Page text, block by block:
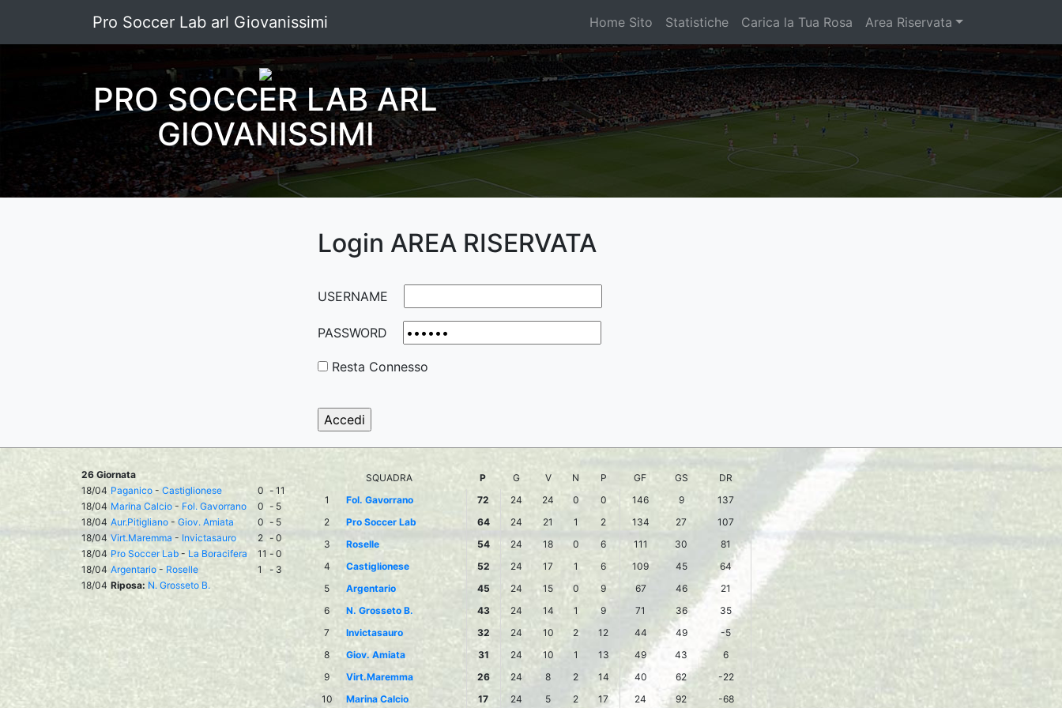
Pro Soccer Lab arl Giovanissimi Home Sito Statistiche Carica la Tua Rosa Area Riservata
PRO SOCCER LAB ARL
GIOVANISSIMI
Login AREA RISERVATA
USERNAME
PASSWORD
Resta Connesso
26 Giornata
18/04 Paganico - Castiglionese 0 - 11
18/04 Marina Calcio - Fol. Gavorrano 0 - 5
18/04 Aur.Pitigliano - Giov. Amiata 0 - 5
18/04 Virt.Maremma - Invictasauro 2 - 0
18/04 Pro Soccer Lab - La Boracifera 11 - 0
18/04 Argentario- Roselle 1 - 3
18/04 Riposa: N. Grosseto B.
SQUADRA P G V N P GF GS
DR
1
Fol. Gavorrano 72 24 24 0 0 146 9
137
2
Pro Soccer Lab 64 24 21 1 2 134 27
107
3
Roselle 54 24 18 0 6 111 30
81
4
Castiglionese 52 24 17 1 6 109 45
64
5
Argentario 45 24 15 0 9 67 46
21
6
N. Grosseto B. 43 24 14 1 9 71 36
35
7
Invictasauro 32 24 10 2 12 44 49
-5
8
Giov. Amiata 31 24 10 1 13 49 43
6
9
Virt.Maremma 26 24 8 2 14 40 62
-22
10
Marina Calcio 17 24 5 2 17 24 92 -68